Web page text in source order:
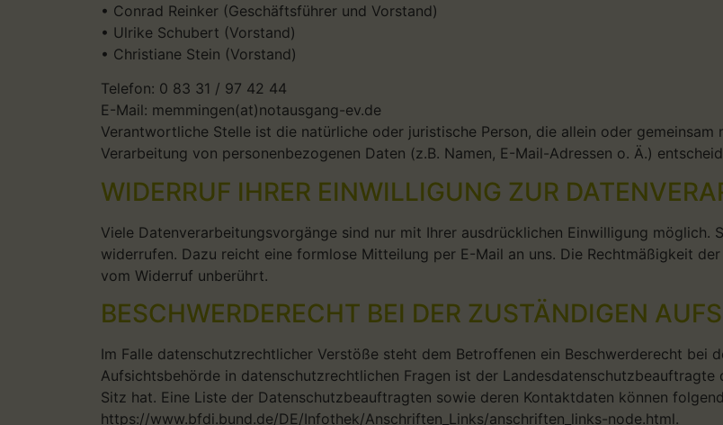
• Conrad Reinker (Geschäftsführer und Vorstand)
• Ulrike Schubert (Vorstand)
• Christiane Stein (Vorstand)
Telefon: 0 83 31 / 97 42 44
E-Mail: memmingen(at)notausgang-ev.de
Verantwortliche Stelle ist die natürliche oder juristische Person, die allein oder
Verarbeitung von personenbezogenen Daten (z.B. Namen, E-Mail-Adressen o. Ä.)
WIDERRUF IHRER EINWILLIGUNG ZUR
Viele Datenverarbeitungsvorgänge sind nur mit Ihrer ausdrücklichen Einwilligung
widerrufen. Dazu reicht eine formlose Mitteilung per E-Mail an uns. Die Rechtmäßigkeit
vom Widerruf unberührt.
BESCHWERDERECHT BEI DER ZUSTÄNDIGEN
Im Falle datenschutzrechtlicher Verstöße steht dem Betroffenen ein Beschwerderecht bei
Aufsichtsbehörde in datenschutzrechtlichen Fragen ist der Landesdatenschutzbeauftragte
Sitz hat. Eine Liste der Datenschutzbeauftragten sowie deren Kontaktdaten können
https://www.bfdi.bund.de/DE/Infothek/Anschriften_Links/anschriften_links-node.html.